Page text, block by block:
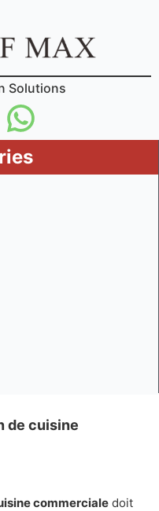
Solutions
de cuisine
commerciale doit